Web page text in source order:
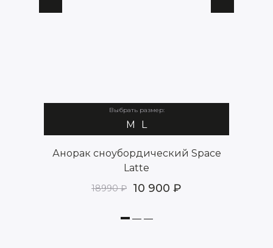
Выбрать размер:
M L
Анорак сноубордический Space
Latte
18990 10 900